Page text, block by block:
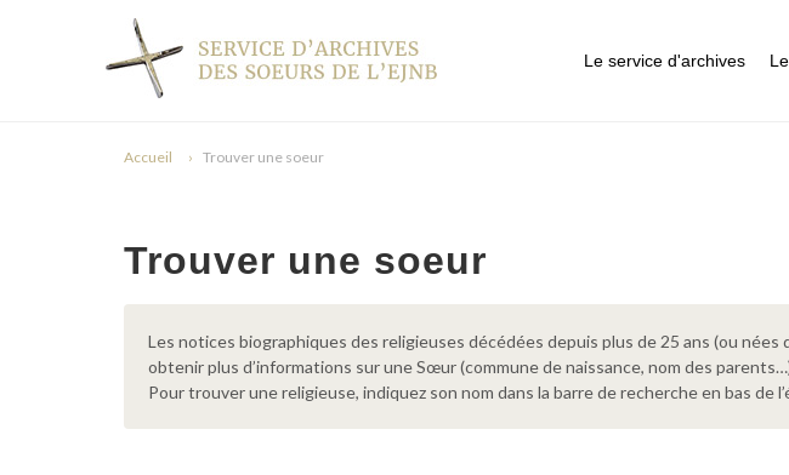
Le service d'archives
Accueil Trouver une soeur
Trouver une soeur
Les notices biographiques des religieuses décédées depuis plus de 25 ans (ou
obtenir plus d’informations sur une Sœur (commune de naissance, nom des
Pour trouver une religieuse, indiquez son nom dans la barre de recherche en bas de